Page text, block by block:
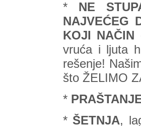
*
NE
NAJVEĆEG
KOJI
vruća i ljuta
rešenje!
što ŽELIMO
*
* ŠETNJA,